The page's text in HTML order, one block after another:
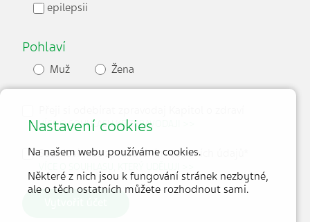
epilepsii
Pohlaví
Muž Žena
VÍCE O SOUHLASU KE ZPRAVODAJI >>
Souhlasím se zpracováním osobních údajů*
Nastavení cookies
Na našem webu používáme cookies.
Některé z nich jsou k fungování stránek nezbytné,
ale o těch ostatních můžete rozhodnout sami.